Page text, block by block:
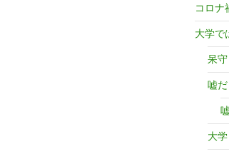
コロナ
大学で
呆守
嘘
大